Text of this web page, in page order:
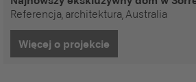
Referencja, architektura, Australia
Więcej o projekcie